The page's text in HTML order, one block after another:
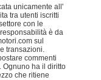
unicamente all'
tra utenti iscritti
con le
è da
sul
transazioni.
commenti
Ognuno ha il diritto
che ritiene